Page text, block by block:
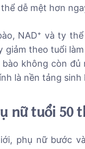
dễ mệt hơn
NAD⁺ và ty
giảm theo tuổi
bào không còn
là nền tảng sinh
nữ tuổi 50
phụ nữ bước